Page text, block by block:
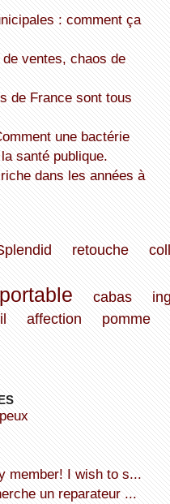
santé publique.
retouche
portable cabas
affection
pomme
member! I wish to s...
un reparateur ...